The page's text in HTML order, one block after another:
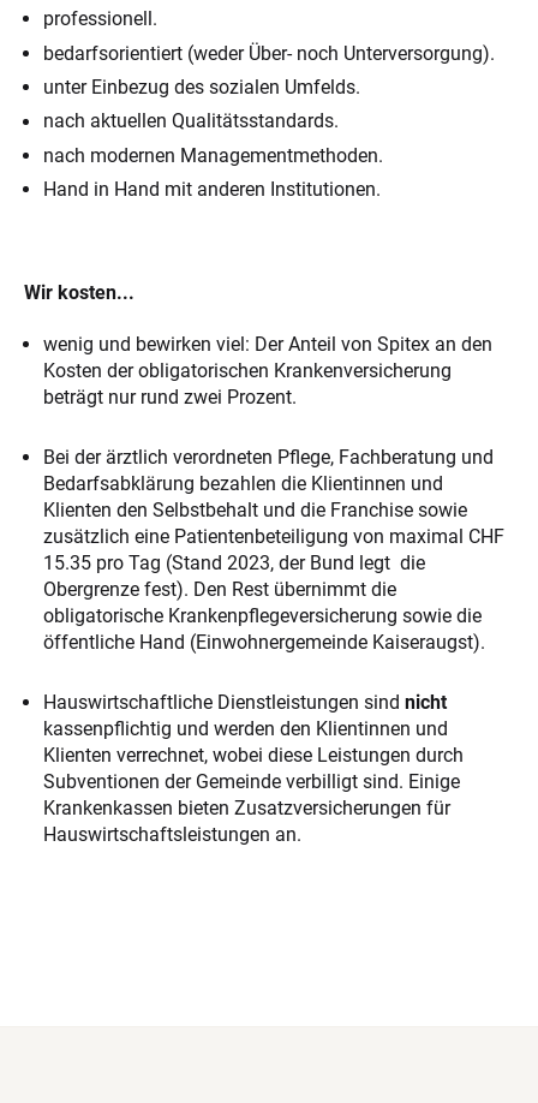
professionell.
bedarfsorientiert (weder Über- noch Unterversorgung).
unter Einbezug des sozialen Umfelds.
nach aktuellen Qualitätsstandards.
nach modernen Managementmethoden.
Hand in Hand mit anderen Institutionen.
Wir kosten...
wenig und bewirken viel: Der Anteil von Spitex an den
Kosten der obligatorischen Krankenversicherung
beträgt nur rund zwei Prozent.
Bei der ärztlich verordneten Pflege, Fachberatung und
Bedarfsabklärung bezahlen die Klientinnen und
Klienten den Selbstbehalt und die Franchise sowie
zusätzlich eine Patientenbeteiligung von maximal CHF
15.35 pro Tag (Stand 2023, der Bund legt die
Obergrenze fest). Den Rest übernimmt die
obligatorische Krankenpflegeversicherung sowie die
öffentliche Hand (Einwohnergemeinde Kaiseraugst).
Hauswirtschaftliche Dienstleistungen sind nicht
kassenpflichtig und werden den Klientinnen und
Klienten verrechnet, wobei diese Leistungen durch
Subventionen der Gemeinde verbilligt sind. Einige
Krankenkassen bieten Zusatzversicherungen für
Hauswirtschaftsleistungen an.